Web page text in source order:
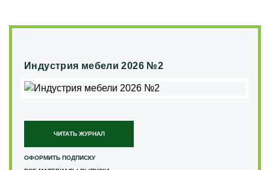
Индустрия мебели 2026 №2
ЧИТАТЬ ЖУРНАЛ
ОФОРМИТЬ ПОДПИСКУ